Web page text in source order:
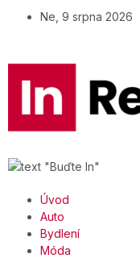
Ne, 9 srpna 2026
Úvod
Auto
Bydlení
Móda